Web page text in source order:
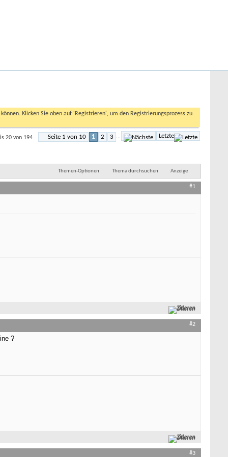
Klicken Sie oben auf 'Registrieren', um den Registrierungsprozess zu
Seite 1 von 10 1 2 3 ... Letzte
20 von 194
Themen-Optionen Thema durchsuchen Anzeige
#1
Zitieren
#2
?
Zitieren
#3